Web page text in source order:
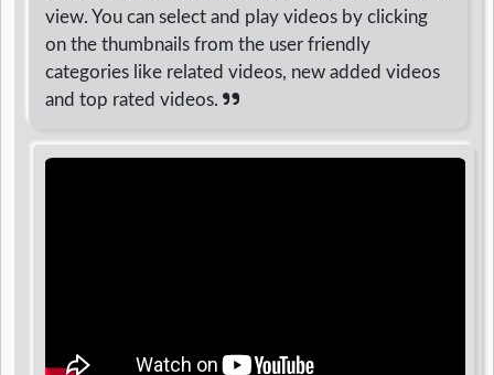
view. You can select and play videos by clicking
on the thumbnails from the user friendly
categories like related videos, new added videos
and top rated videos.